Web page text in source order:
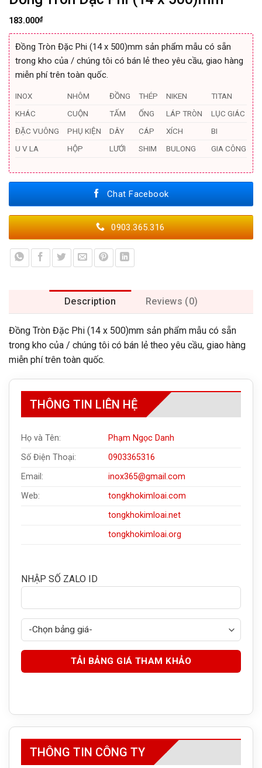
183.000₫
Đồng Tròn Đặc Phi (14 x 500)mm sản phẩm mẫu có sẵn
trong kho của / chúng tôi có bán lẻ theo yêu cầu, giao hàng
miễn phí trên toàn quốc.
INOX NHÔM ĐỒNG THÉP NIKEN
TITAN
KHÁC
CUỘN TẤM ỐNG LÁP TRÒN
LỤC GIÁC
ĐẶC VUÔNG
PHỤ KIỆN DÂY CÁP XÍCH
BI
U V LA
HỘP LƯỚI SHIM BULONG GIA CÔNG
Chat Facebook
0903.365.316
Description Reviews (0)
Đồng Tròn Đặc Phi (14 x 500)mm sản phẩm mẫu có sẵn
trong kho của / chúng tôi có bán lẻ theo yêu cầu, giao hàng
miễn phí trên toàn quốc.
THÔNG TIN LIÊN HỆ
Họ và Tên:
Phạm Ngọc Danh
Số Điện Thoại:
0903365316
Email:
inox365@gmail.com
Web:
tongkhokimloai.com
tongkhokimloai.net
tongkhokimloai.org
NHẬP SỐ ZALO ID
THÔNG TIN CÔNG TY